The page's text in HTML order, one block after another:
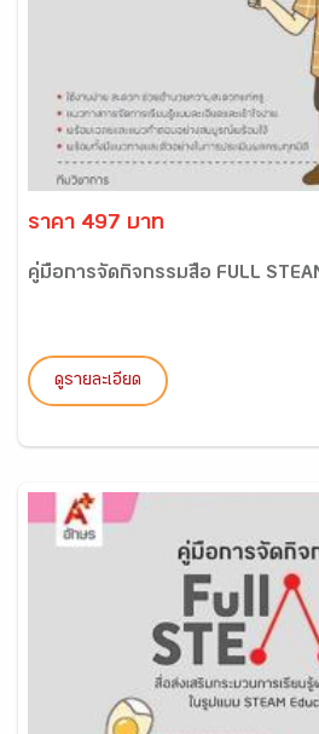
ราคา 497 บาท
คู่มือการจัดกิจกรรมสื่อ FULL
ดูรายละเอียด